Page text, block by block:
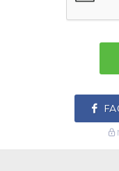
do leitor de cartões
de volta.
Pago
Oferta da Loja